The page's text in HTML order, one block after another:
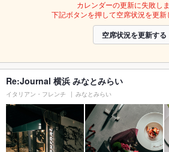
カレンダーの更新に失敗しま
下記ボタンを押して空席状況を更新
空席状況を更新する
Re:Journal 横浜 みなとみらい
イタリアン・フレンチ みなとみらい